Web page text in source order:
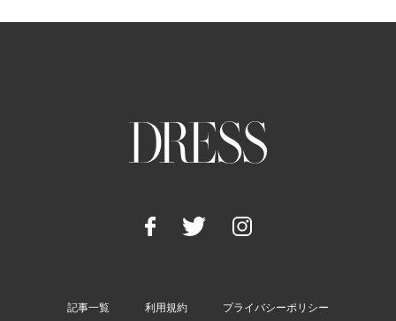
記事一覧 利用規約 プライバシーポリシー